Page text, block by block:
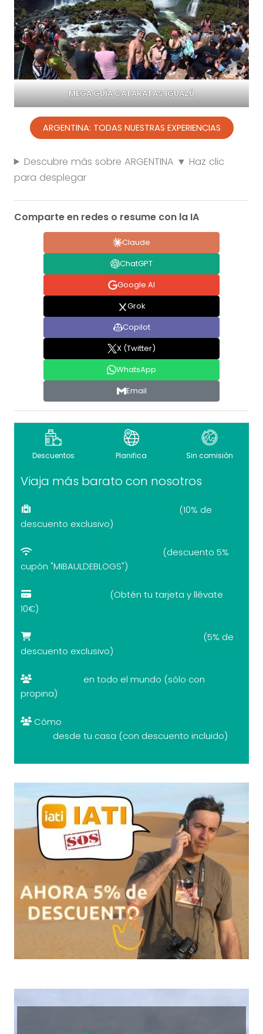
MEGA GUÍA CATARATAS IGUAZÚ
ARGENTINA: TODAS NUESTRAS EXPERIENCIAS
Descubre más sobre ARGENTINA ▼ Haz clic
para desplegar
Comparte en redes o resume con la IA
Claude
ChatGPT
Google AI
Grok
Copilot
X (Twitter)
WhatsApp
Email
Descuentos Planifica Sin comisión
Viaja más barato con nosotros
(10% de
descuento exclusivo)
(descuento 5%
cupón "MIBAULDEBLOGS")
(Obtén tu tarjeta y llévate
10€)
(5% de
descuento exclusivo)
en todo el mundo (sólo con
propina)
Cómo
desde tu casa (con descuento incluido)